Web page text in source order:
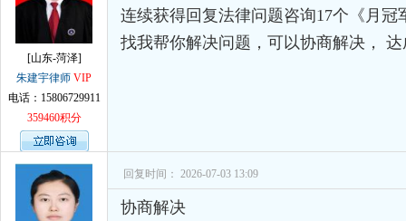
[山东-菏泽]
朱建宇律师 VIP
电话：15806729911
359460积分
连续获得回复法律问题咨询17个《月冠
找我帮你解决问题，可以协商解决，
回复时间： 2026-07-03 13:09
协商解决